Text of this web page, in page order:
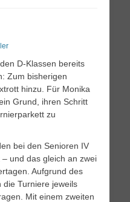
D-Klassen bereits
Zum bisherigen
hinzu. Für Monika
Grund, ihren Schritt
zu
bei den Senioren IV
und das gleich an zwei
Aufgrund des
die Turniere jeweils
Mit einem zweiten